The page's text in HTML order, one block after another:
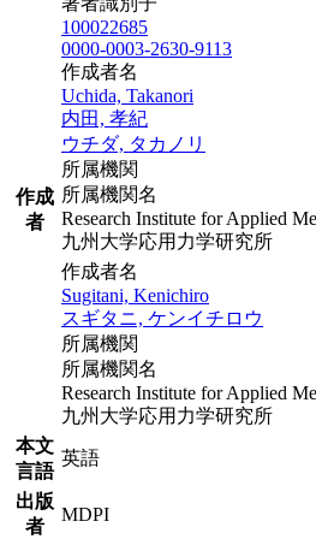
作成
者
100022685
0000-0003-2630-9113
作成者名
Uchida, Takanori
内田, 孝紀
ウチダ, タカノリ
所属機関
所属機関名
Research Institute for Applied
九州大学応用力学研究所
作成者名
Sugitani, Kenichiro
スギタニ, ケンイチロウ
所属機関
所属機関名
Research Institute for Applied
九州大学応用力学研究所
本文
言語
英語
出版
者
MDPI